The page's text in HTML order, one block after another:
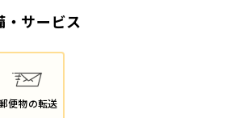
・サービス
便物の転送